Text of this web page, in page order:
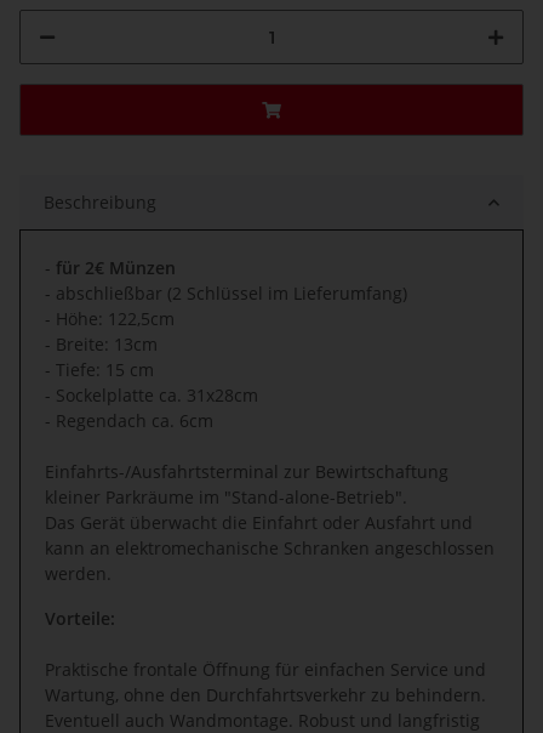
Beschreibung
- für 2€ Münzen
- abschließbar (2 Schlüssel im Lieferumfang)
- Höhe: 122,5cm
- Breite: 13cm
- Tiefe: 15 cm
- Sockelplatte ca. 31x28cm
- Regendach ca. 6cm
Einfahrts-/Ausfahrtsterminal zur Bewirtschaftung
kleiner Parkräume im "Stand-alone-Betrieb".
Das Gerät überwacht die Einfahrt oder Ausfahrt und
kann an elektromechanische Schranken angeschlossen
werden.
Vorteile:
Praktische frontale Öffnung für einfachen Service und
Wartung, ohne den Durchfahrtsverkehr zu behindern.
Eventuell auch Wandmontage. Robust und langfristig